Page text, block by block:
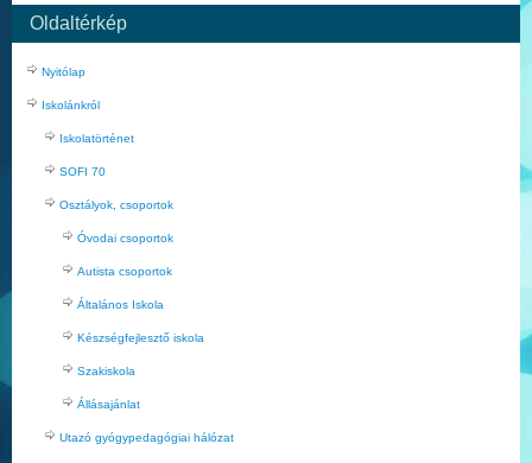
Oldaltérkép
Nyitólap
Iskolánkról
Iskolatörténet
SOFI 70
Osztályok, csoportok
Óvodai csoportok
Autista csoportok
Általános Iskola
Készségfejlesztő iskola
Szakiskola
Állásajánlat
Utazó gyógypedagógiai hálózat